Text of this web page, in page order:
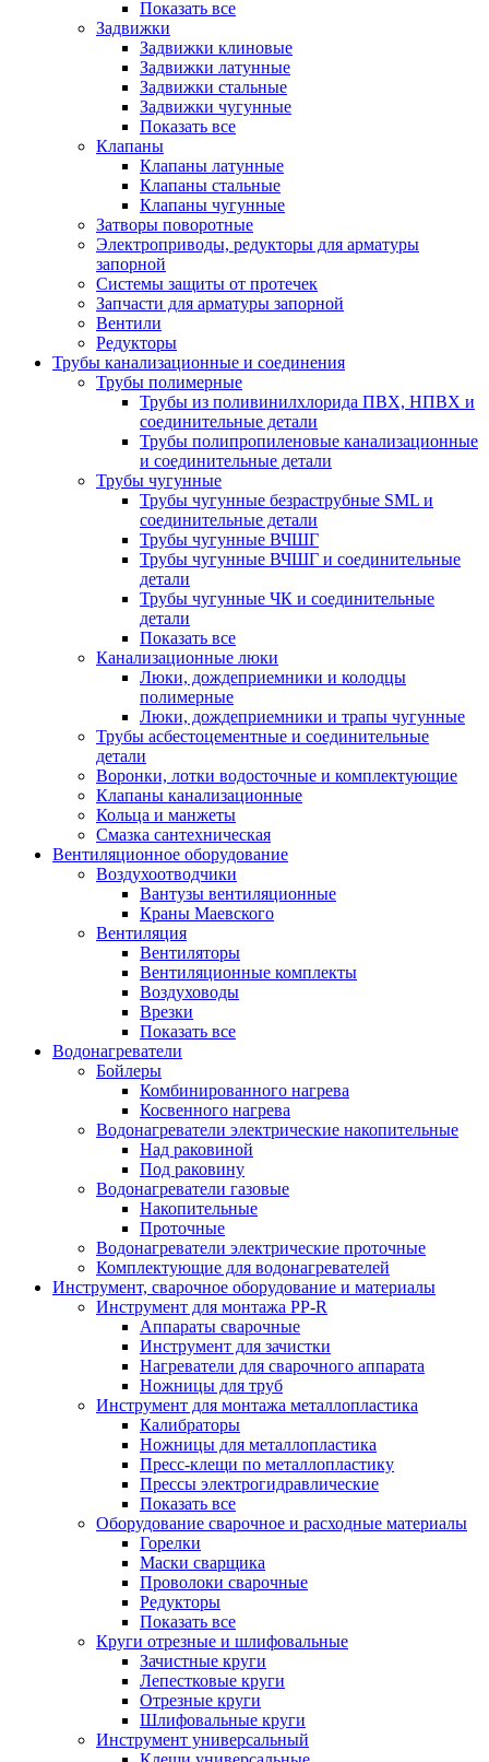
Показать все
Задвижки
Задвижки клиновые
Задвижки латунные
Задвижки стальные
Задвижки чугунные
Показать все
Клапаны
Клапаны латунные
Клапаны стальные
Клапаны чугунные
Затворы поворотные
Электроприводы, редукторы для арматуры
запорной
Системы защиты от протечек
Запчасти для арматуры запорной
Вентили
Редукторы
Трубы канализационные и соединения
Трубы полимерные
Трубы из поливинилхлорида ПВХ, НПВХ и
соединительные детали
Трубы полипропиленовые канализационные
и соединительные детали
Трубы чугунные
Трубы чугунные безраструбные SML и
соединительные детали
Трубы чугунные ВЧШГ
Трубы чугунные ВЧШГ и соединительные
детали
Трубы чугунные ЧК и соединительные
детали
Показать все
Канализационные люки
Люки, дождеприемники и колодцы
полимерные
Люки, дождеприемники и трапы чугунные
Трубы асбестоцементные и соединительные
детали
Воронки, лотки водосточные и комплектующие
Клапаны канализационные
Кольца и манжеты
Смазка сантехническая
Вентиляционное оборудование
Воздухоотводчики
Вантузы вентиляционные
Краны Маевского
Вентиляция
Вентиляторы
Вентиляционные комплекты
Воздуховоды
Врезки
Показать все
Водонагреватели
Бойлеры
Комбинированного нагрева
Косвенного нагрева
Водонагреватели электрические накопительные
Над раковиной
Под раковину
Водонагреватели газовые
Накопительные
Проточные
Водонагреватели электрические проточные
Комплектующие для водонагревателей
Инструмент, сварочное оборудование и материалы
Инструмент для монтажа PP-R
Аппараты сварочные
Инструмент для зачистки
Нагреватели для сварочного аппарата
Ножницы для труб
Инструмент для монтажа металлопластика
Калибраторы
Ножницы для металлопластика
Пресс-клещи по металлопластику
Прессы электрогидравлические
Показать все
Оборудование сварочное и расходные материалы
Горелки
Маски сварщика
Проволоки сварочные
Редукторы
Показать все
Круги отрезные и шлифовальные
Зачистные круги
Лепестковые круги
Отрезные круги
Шлифовальные круги
Инструмент универсальный